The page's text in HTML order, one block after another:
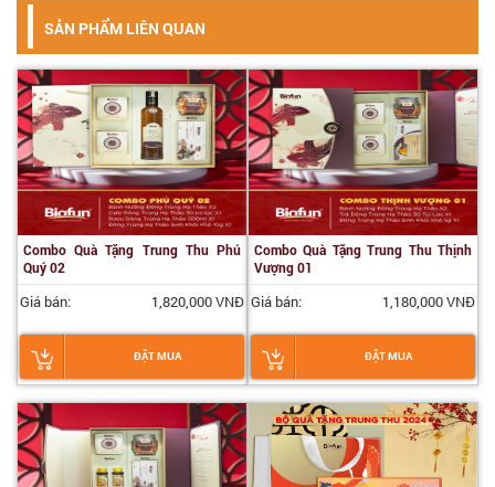
SẢN PHẨM LIÊN QUAN
Combo Quà Tặng Trung Thu Phú
Quý 02
Giá bán: 1,820,000 VNĐ
ĐẶT MUA
Combo Quà Tặng Trung Thu Thịnh
Vượng 01
Giá bán: 1,180,000 VNĐ
ĐẶT MUA